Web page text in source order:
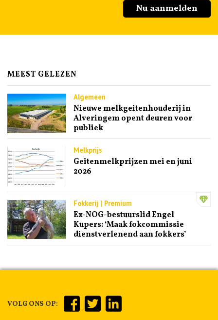
Nu aanmelden
MEEST GELEZEN
Algemeen
Nieuwe melkgeitenhouderij in
Alveringem opent deuren voor
publiek
Melkprijs
Geitenmelkprijzen mei en juni
2026
Fokkerij | Premium
Ex-NOG-bestuurslid Engel
Kupers: ‘Maak fokcommissie
dienstverlenend aan fokkers’
VOLG ONS OP: